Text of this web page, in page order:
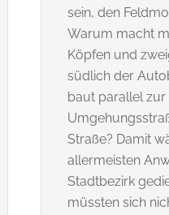
sein, den
Warum macht
Köpfen und
südlich der
baut parallel
Straße? Damit
allermeisten
Stadtbezirk
müssten sich